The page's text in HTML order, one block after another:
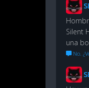
Silent
una
No.